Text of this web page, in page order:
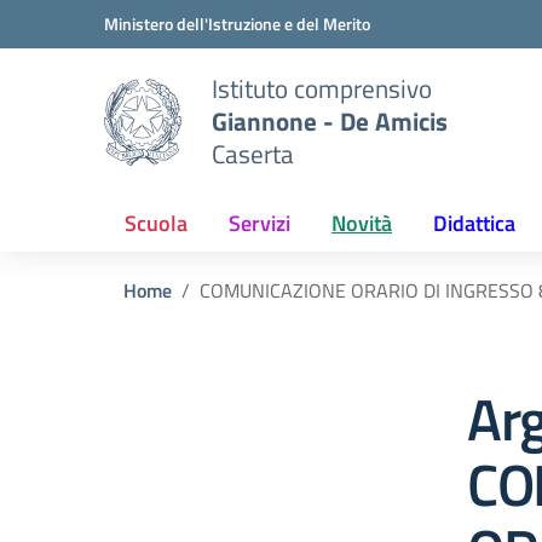
Vai ai contenuti
Vai al menu di navigazioneMinistero dell'Istruzione e del Merito
Istituto comprensivo
Giannone - De Amicis
Caserta
Scuola Servizi Novità Didattica
Home COMUNICAZIONE ORARIO DI